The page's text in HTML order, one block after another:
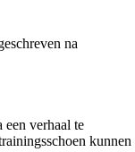
na
verhaal te
kunnen